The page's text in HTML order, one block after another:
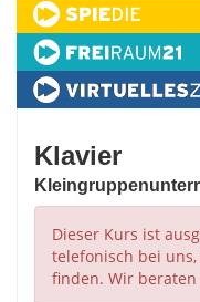
Klavier
Dieser Kurs ist
telefonisch bei
finden. Wir